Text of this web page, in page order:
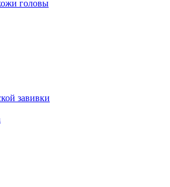
головы
завивки